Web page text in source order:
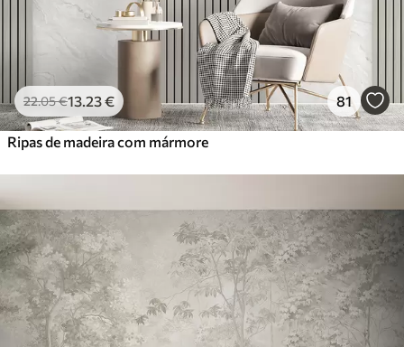
22.05€13.23€ 81
Ripas de madeira com mármore